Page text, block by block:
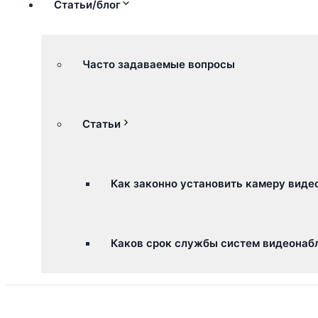
Статьи/блог
Часто задаваемые вопросы
Статьи
Как законно установить камеру
Каков срок службы систем